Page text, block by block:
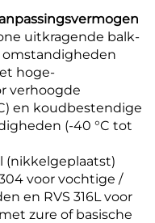
uitkragende balk-
omstandigheden
hoge-
verhoogde
en koudbestendige
(-40 °C tot
(nikkelgeplaatst)
voor vochtige /
en RVS 316L voor
zure of basische